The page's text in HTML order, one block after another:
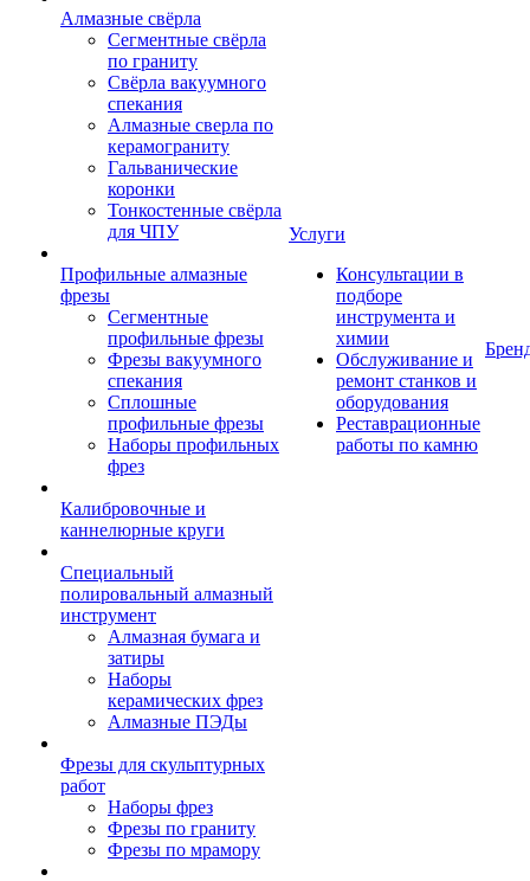
Алмазные свёрла
Сегментные свёрла
по граниту
Свёрла вакуумного
спекания
Алмазные сверла по
керамограниту
Гальванические
коронки
Тонкостенные свёрла
для ЧПУ
Профильные алмазные
фрезы
Сегментные
профильные фрезы
Фрезы вакуумного
спекания
Сплошные
профильные фрезы
Наборы профильных
фрез
Калибровочные и
каннелюрные круги
Специальный
полировальный алмазный
инструмент
Алмазная бумага и
затиры
Наборы
керамических фрез
Алмазные ПЭДы
Фрезы для скульптурных
работ
Наборы фрез
Фрезы по граниту
Фрезы по мрамору
Услуги
Консультации в
подборе
инструмента и
химии
Обслуживание и
ремонт станков и
оборудования
Реставрационные
работы по камню